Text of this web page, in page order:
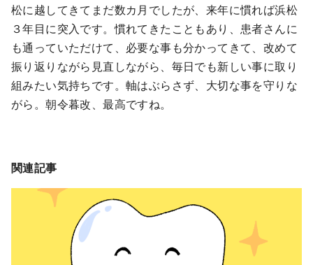
松に越してきてまだ数カ月でしたが、来年に慣れば浜松
３年目に突入です。慣れてきたこともあり、患者さんに
も通っていただけて、必要な事も分かってきて、改めて
振り返りながら見直しながら、毎日でも新しい事に取り
組みたい気持ちです。軸はぶらさず、大切な事を守りな
がら。朝令暮改、最高ですね。
関連記事